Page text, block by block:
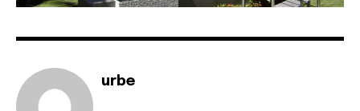
urbe